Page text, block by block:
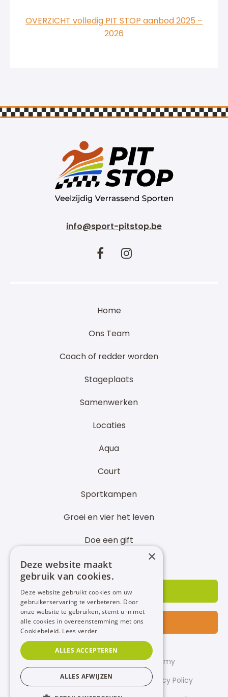
OVERZICHT volledig PIT STOP aanbod 2025 –
2026
info@sport-pitstop.be
Home
Ons Team
Coach of redder worden
Stageplaats
Samenwerken
Locaties
Aqua
Court
Sportkampen
Groei en vier het leven
Doe een gift
Partner worden
INSCHRIJVEN
CONTACT
© 2022 - PIT STOP Sport Academy
Sitemap
Cookie Policy
Privacy Policy
×
Deze website maakt
gebruik van cookies.
Deze website gebruikt cookies om uw
gebruikerservaring te verbeteren. Door
onze website te gebruiken, stemt u in met
alle cookies in overeenstemming met ons
Cookiebeleid. Lees verder
ALLES ACCEPTEREN
ALLES AFWIJZEN